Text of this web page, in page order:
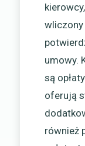
wliczony
umowy.
są
oferują
również